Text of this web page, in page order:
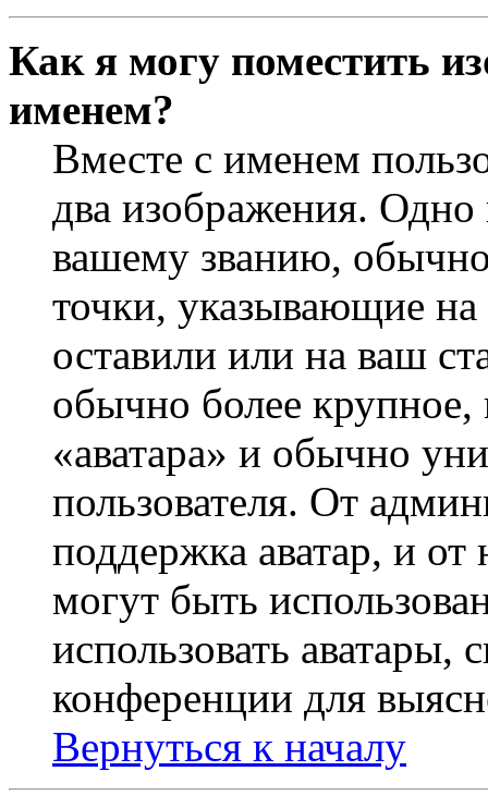
Как я могу поместить
именем?
Вместе с именем
два изображения.
вашему званию, обычно
точки, указывающие
оставили или на ваш
обычно более крупное,
«аватара» и обычно
пользователя. От
поддержка аватар, и от
могут быть
использовать аватары,
конференции для
Вернуться к началу